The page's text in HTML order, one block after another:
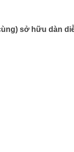
sở hữu dàn